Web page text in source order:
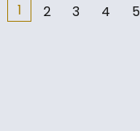
1 2 3 4 5